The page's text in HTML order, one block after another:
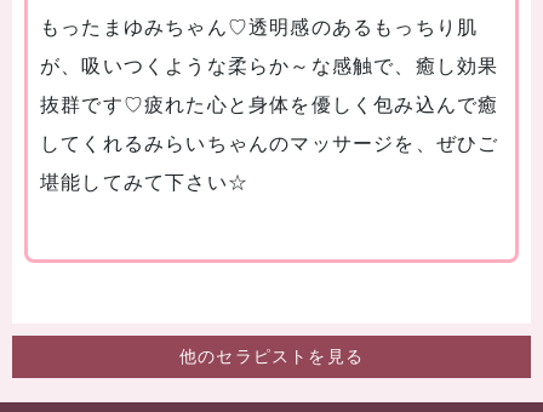
もったまゆみちゃん♡透明感のあるもっちり肌
が、吸いつくような柔らか～な感触で、癒し効果
抜群です♡疲れた心と身体を優しく包み込んで癒
してくれるみらいちゃんのマッサージを、ぜひご
堪能してみて下さい☆
他のセラピストを見る